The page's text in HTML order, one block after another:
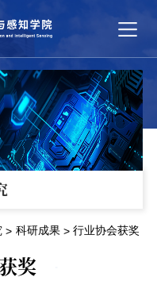
> 科研成果 > 行业协会获奖
奖